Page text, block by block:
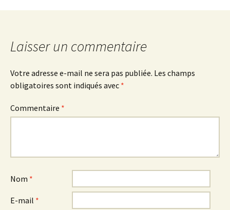
des
articles
Laisser un commentaire
Votre adresse e-mail ne sera pas publiée. Les champs
obligatoires sont indiqués avec *
Commentaire *
Nom *
E-mail *